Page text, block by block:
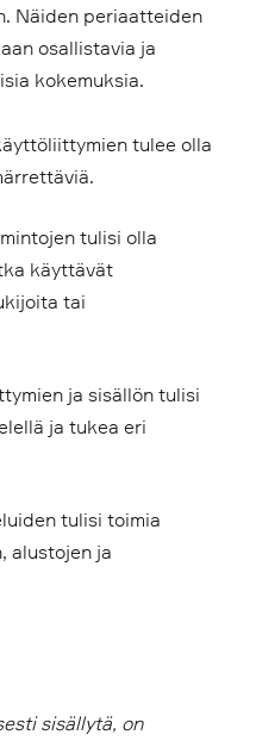
Näiden periaatteiden
osallistavia ja
kokemuksia.
tulee olla
tulisi olla
käyttävät
tai
ja sisällön tulisi
ja tukea eri
tulisi toimia
alustojen ja
sisällytä, on